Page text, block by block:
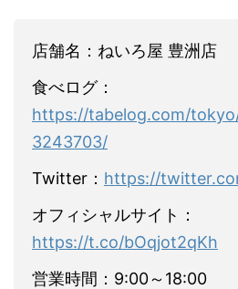
店舗名：ねいろ屋 豊洲店
食べログ：
https://tabelog.com/tokyo/
3243703/
Twitter： https://
オフィシャルサイト：
https://t.co/bOqjot2qKh
営業時間：9:00～18:00